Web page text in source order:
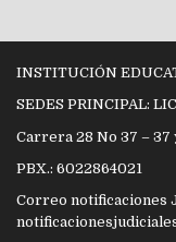
INSTITUCIÓN
SEDES PRINCIPAL:
Carrera 28 No 37 – 37
PBX.: 6022864021
Correo notificaciones